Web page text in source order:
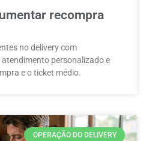
recompra
no delivery com
personalizado e
e o ticket médio.
OPERAÇÃO DO DELIVERY